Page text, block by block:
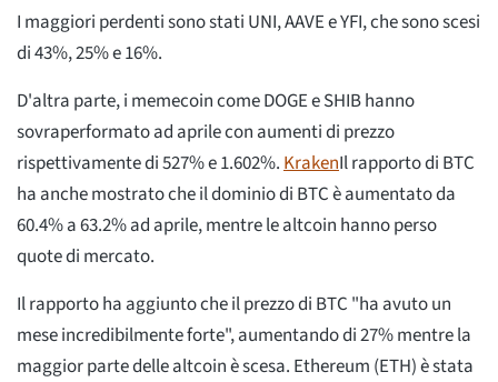
I maggiori perdenti sono stati UNI, AAVE e YFI, che sono scesi
di 43%, 25% e 16%.
D'altra parte, i memecoin come DOGE e SHIB hanno
sovraperformato ad aprile con aumenti di prezzo
rispettivamente di 527% e 1.602%. KrakenIl rapporto di BTC
ha anche mostrato che il dominio di BTC è aumentato da
60.4% a 63.2% ad aprile, mentre le altcoin hanno perso
quote di mercato.
Il rapporto ha aggiunto che il prezzo di BTC "ha avuto un
mese incredibilmente forte", aumentando di 27% mentre la
maggior parte delle altcoin è scesa. Ethereum (ETH) è stata